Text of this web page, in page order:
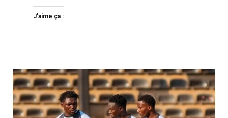
J’aime ça :